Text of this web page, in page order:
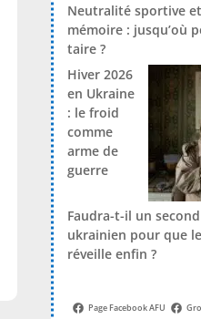
Neutralité sportive
mémoire : jusqu’où
taire ?
Hiver 2026
en Ukraine
: le froid
comme
arme de
guerre
Faudra-t-il un
ukrainien pour que
réveille enfin ?
Page Facebook AFU